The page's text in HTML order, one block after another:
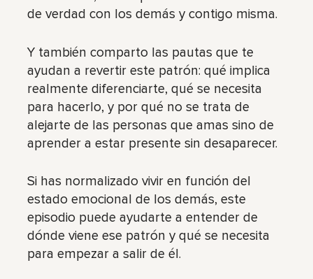
de verdad con los demás y contigo misma.
Y también comparto las pautas que te
ayudan a revertir este patrón: qué implica
realmente diferenciarte, qué se necesita
para hacerlo, y por qué no se trata de
alejarte de las personas que amas sino de
aprender a estar presente sin desaparecer.
Si has normalizado vivir en función del
estado emocional de los demás, este
episodio puede ayudarte a entender de
dónde viene ese patrón y qué se necesita
para empezar a salir de él.